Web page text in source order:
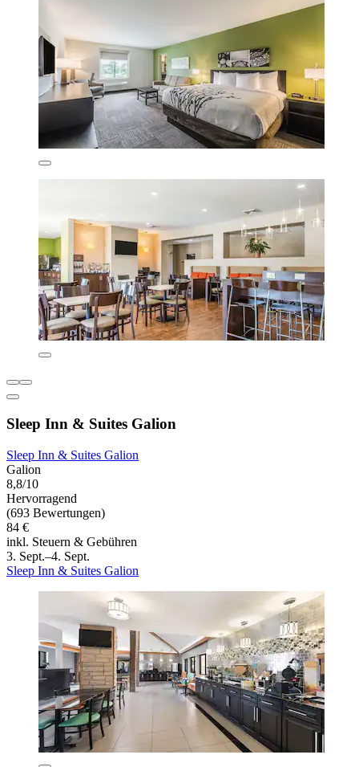
Sleep Inn & Suites Galion
Sleep Inn & Suites Galion
Galion
8,8/10
Hervorragend
(693 Bewertungen)
84 €
inkl. Steuern & Gebühren
3. Sept.–4. Sept.
Sleep Inn & Suites Galion